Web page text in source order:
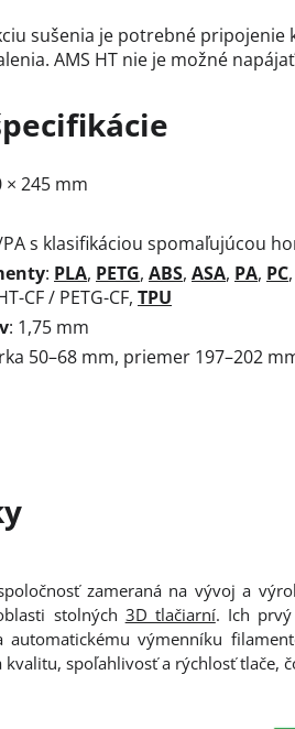
sušenia je potrebné pripojenie
AMS HT nie je možné
× 245 mm
PA s klasifikáciou spomaľujúcou
: PLA, PETG, ABS, ASA, PA, PC,
CF / PETG-CF, TPU
: 1,75 mm
50–68 mm, priemer 197–202
zameraná na vývoj a
stolných 3D tlačiarní. Ich prvý
automatickému výmenníku
kvalitu, spoľahlivosť a rýchlosť